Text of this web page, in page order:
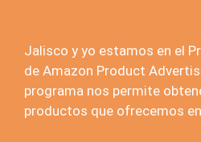
Jalisco y yo estamos en el
de Amazon Product
programa nos permite
productos que ofrecemos